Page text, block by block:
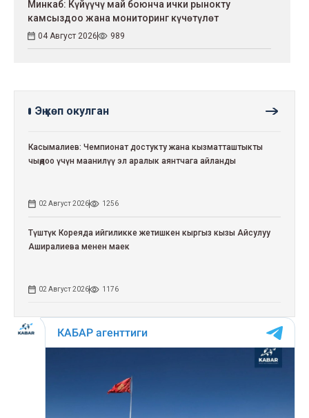
Минкаб: Күйүүчү май боюнча ички рынокту
камсыздоо жана мониторинг күчөтүлөт
04 Август 2026 989
Эң көп окулган
Касымалиев: Чемпионат достукту жана кызматташтыкты
чыңдоо үчүн маанилүү эл аралык аянтчага айланды
02 Август 2026 1256
Түштүк Кореяда ийгиликке жетишкен кыргыз кызы Айсулуу
Аширалиева менен маек
02 Август 2026 1176